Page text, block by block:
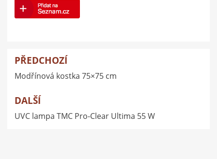
Navigace
pro
příspěvek
PŘEDCHOZÍ
Modřínová kostka 75×75 cm
DALŠÍ
UVC lampa TMC Pro-Clear Ultima 55 W